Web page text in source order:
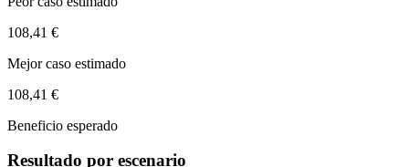
108,41 €
Mejor caso estimado
108,41 €
Beneficio esperado
Resultado por escenario